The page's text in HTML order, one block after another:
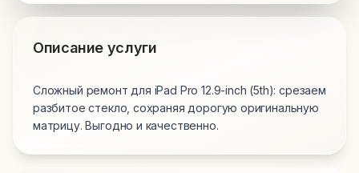
Описание услуги
Сложный ремонт для iPad Pro 12.9-inch (5th): срезаем
разбитое стекло, сохраняя дорогую оригинальную
матрицу. Выгодно и качественно.